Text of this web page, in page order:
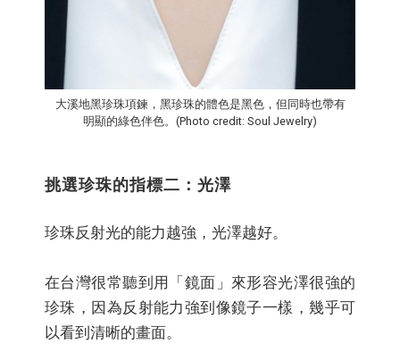
大溪地黑珍珠項鍊，黑珍珠的體色是黑色，但同時也帶有
明顯的綠色伴色。(Photo credit: Soul Jewelry)
挑選珍珠的指標二：光澤
珍珠反射光的能力越強，光澤越好。
在台灣很常聽到用「鏡面」來形容光澤很強的
珍珠，因為反射能力強到像鏡子一樣，幾乎可
以看到清晰的畫面。